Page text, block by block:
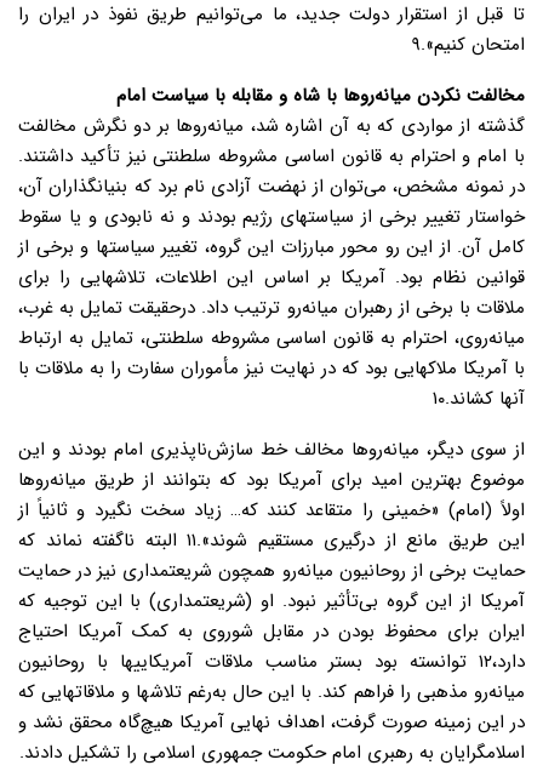
تا قبل از استقرار دولت جدید، ما می‌توانیم طریق نفوذ در ایران را
امتحان کنیم».۹
مخالفت نکردن میانه‌روها با شاه و مقابله با سیاست امام
گذشته از مواردی که به آن اشاره شد، میانه‌روها بر دو نگرش مخالفت
با امام و احترام به قانون اساسی مشروطه سلطنتی نیز تأکید داشتند.
در نمونه مشخص، می‌توان از نهضت آزادی نام برد که بنیانگذاران آن،
خواستار تغییر برخی از سیاستهای رژیم بودند و نه نابودی و یا سقوط
کامل آن. از این رو محور مبارزات این گروه، تغییر سیاستها و برخی از
قوانین نظام بود. آمریکا بر اساس این اطلاعات، تلاشهایی را برای
ملاقات با برخی از رهبران میانه‌رو ترتیب داد. درحقیقت تمایل به غرب،
میانه‌روی، احترام به قانون اساسی مشروطه سلطنتی، تمایل به ارتباط
با آمریکا ملاکهایی بود که در نهایت نیز مأموران سفارت را به ملاقات با
آنها کشاند.۱۰
از سوی دیگر، میانه‌روها مخالف خط سازش‌ناپذیری امام بودند و این
موضوع بهترین امید برای آمریکا بود که بتوانند از طریق میانه‌روها
اولاً (امام) «خمینی را متقاعد کنند که… زیاد سخت نگیرد و ثانیاً از
این طریق مانع از درگیری مستقیم شوند».۱۱ البته ناگفته نماند که
حمایت برخی از روحانیون میانه‌رو همچون شریعتمداری نیز در حمایت
آمریکا از این گروه بی‌تأثیر نبود. او (شریعتمداری) با این توجیه که
ایران برای محفوظ بودن در مقابل شوروی به کمک آمریکا احتیاج
دارد،۱۲ توانسته بود بستر مناسب ملاقات آمریکاییها با روحانیون
میانه‌رو مذهبی را فراهم کند. با این حال به‌رغم تلاشها و ملاقاتهایی که
در این زمینه صورت گرفت، اهداف نهایی آمریکا هیچ‌گاه محقق نشد و
اسلامگرایان به رهبری امام حکومت جمهوری اسلامی را تشکیل دادند.